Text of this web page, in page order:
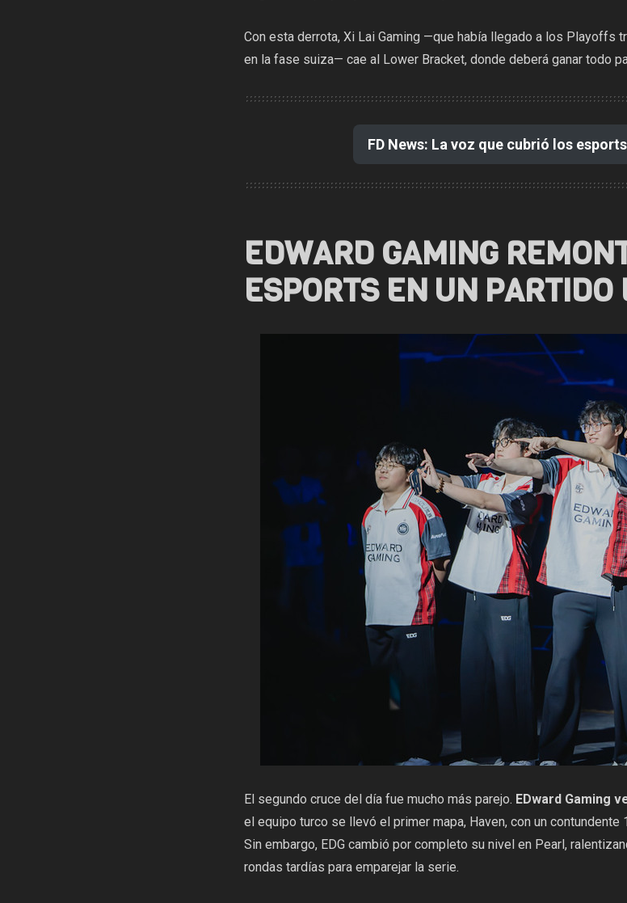
Con esta derrota, Xi Lai Gaming —que había llegado a los Playoffs
en la fase suiza— cae al Lower Bracket, donde deberá ganar todo
FD News: La voz que cubrió los
EDWARD GAMING
ESPORTS EN UN
El segundo cruce del día fue mucho más parejo. EDward Gaming
el equipo turco se llevó el primer mapa, Haven, con un
Sin embargo, EDG cambió por completo su nivel en Pearl,
rondas tardías para emparejar la serie.